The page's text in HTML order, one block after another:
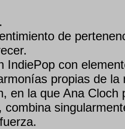
de
IndiePop con
propias de la
en la que Ana Cloch
combina